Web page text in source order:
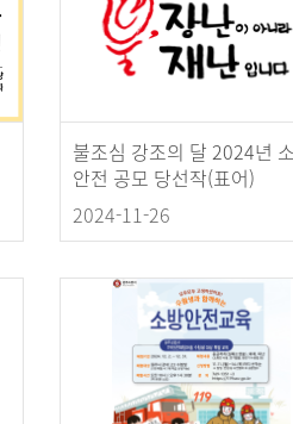
불조심 강조의 달 2024년
안전 공모 당선작(표어)
2024-11-26